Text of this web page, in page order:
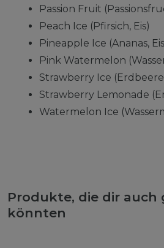
Passion Fruit
Peach Ice (Pfirsich, Eis)
Pineapple Ice (Ananas,
Pink Watermelon
Strawberry Ice
Strawberry Lemonade
Watermelon Ice
Produkte, die dir auch
könnten